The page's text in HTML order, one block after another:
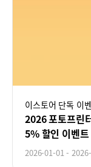
이스토어 단독 이
2026 포토프린
5% 할인 이벤트
2026-01-01 -